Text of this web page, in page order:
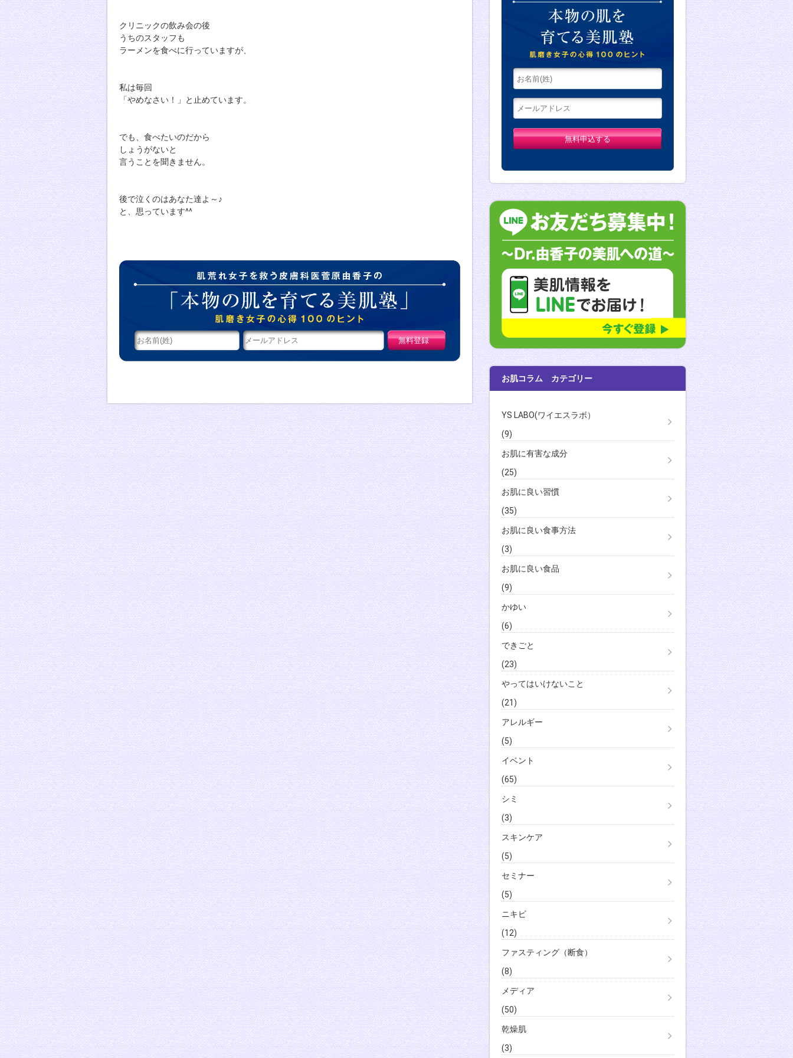
クリニックの飲み会の後
うちのスタッフも
ラーメンを食べに行っていますが、
私は毎回
「やめなさい！」と止めています。
でも、食べたいのだから
しょうがないと
言うことを聞きません。
後で泣くのはあなた達よ～♪
と、思っています^^
肌荒れ女子を救う皮膚科医菅原由香子先生 「本物の肌を育てる美肌塾」 肌磨
お肌コラム カテゴリー
YS LABO(ワイエスラボ）
(9)
お肌に有害な成分
(25)
お肌に良い習慣
(35)
お肌に良い食事方法
(3)
お肌に良い食品
(9)
かゆい
(6)
できごと
(23)
やってはいけないこと
(21)
アレルギー
(5)
イベント
(65)
シミ
(3)
スキンケア
(5)
セミナー
(5)
ニキビ
(12)
ファスティング（断食）
(8)
メディア
(50)
乾燥肌
(3)